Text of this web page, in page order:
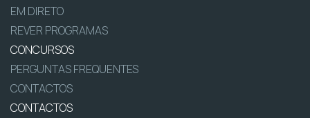
EM DIRETO
REVER PROGRAMAS
CONCURSOS
PERGUNTAS FREQUENTES
CONTACTOS
CONTACTOS